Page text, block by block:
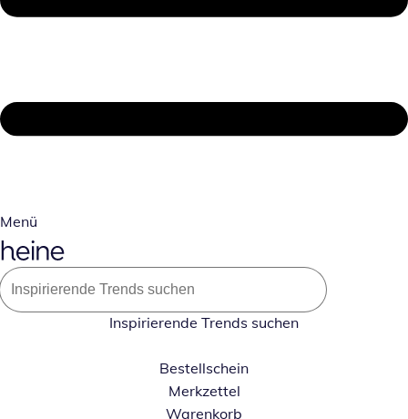
Menü
Inspirierende Trends suchen
Bestellschein
Merkzettel
Warenkorb